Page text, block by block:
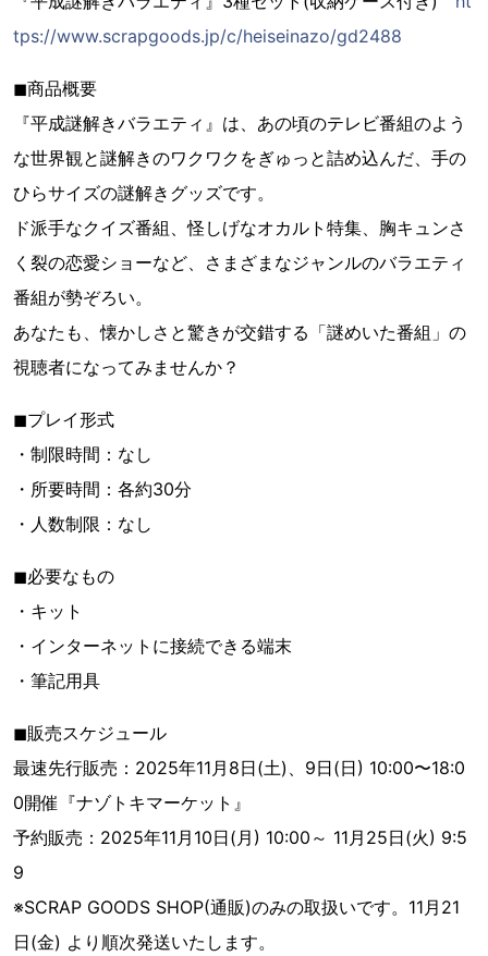
tps://www.scrapgoods.jp/c/heiseinazo/gd2488
◼︎商品概要
『平成謎解きバラエティ』は、あの頃のテレビ番組のよう
な世界観と謎解きのワクワクをぎゅっと詰め込んだ、手の
ひらサイズの謎解きグッズです。
ド派手なクイズ番組、怪しげなオカルト特集、胸キュンさ
く裂の恋愛ショーなど、さまざまなジャンルのバラエティ
番組が勢ぞろい。
あなたも、懐かしさと驚きが交錯する「謎めいた番組」の
視聴者になってみませんか？
◼︎プレイ形式
・制限時間：なし
・所要時間：各約30分
・人数制限：なし
◼︎必要なもの
・キット
・インターネットに接続できる端末
・筆記用具
◼︎販売スケジュール
最速先行販売：2025年11月8日(土)、9日(日) 10:00〜18:0
0開催『ナゾトキマーケット』
予約販売：2025年11月10日(月) 10:00～ 11月25日(火) 9:5
9
※SCRAP GOODS SHOP(通販)のみの取扱いです。11月21
日(金) より順次発送いたします。